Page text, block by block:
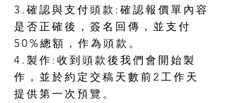
3.確認與支付頭款:確認報價單內容
是否正確後，簽名回傳，並支付
50%總額，作為頭款。
4.製作:收到頭款後我們會開始製
作，並於約定交稿天數前2工作天
提供第一次預覽。